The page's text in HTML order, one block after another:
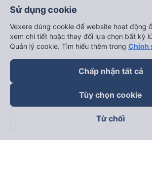
Theo dõi chúng tôi trên
Sử dụng cookie
Vexere dùng cookie để website hoạt động
xem chi tiết hoặc thay đổi lựa chọn bất kỳ
Quản lý cookie. Tìm hiểu thêm trong Chính
Chấp nhận tất cả
Tùy chọn cookie
Từ chối